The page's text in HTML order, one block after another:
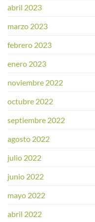
abril 2023
marzo 2023
febrero 2023
enero 2023
noviembre 2022
octubre 2022
septiembre 2022
agosto 2022
julio 2022
junio 2022
mayo 2022
abril 2022